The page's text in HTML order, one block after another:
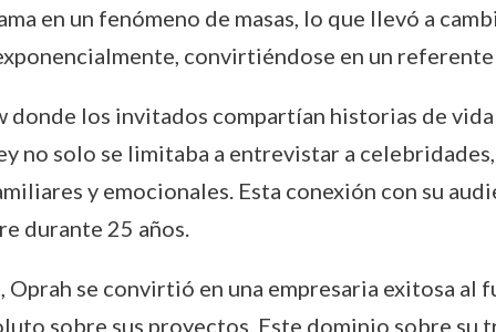
en un fenómeno de masas, lo que llevó a
convirtiéndose en un
donde los invitados compartían historias de
no solo se limitaba a entrevistar a
y emocionales. Esta conexión con su
durante 25 años.
se convirtió en una empresaria exitosa al
sobre sus proyectos. Este dominio sobre su